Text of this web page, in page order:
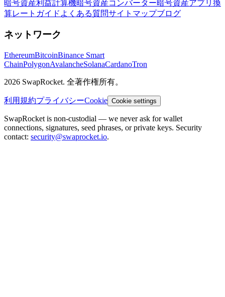
暗号資産利益計算機暗号資産コンバーター暗号資産アプリ 換
算レート ガイド よくある質問サイトマップブログ
ネットワーク
EthereumBitcoinBinance Smart
ChainPolygonAvalancheSolanaCardanoTron
2026 SwapRocket. 全著作権所有。
利用規約プライバシーCookie Cookie settings
SwapRocket is non-custodial — we never ask for wallet
connections, signatures, seed phrases, or private keys. Security
contact: security@swaprocket.io.